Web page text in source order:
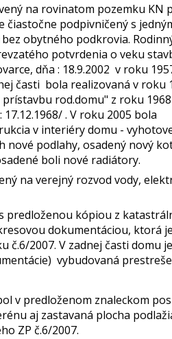
na rovinatom pozemku KN
čiastočne podpivničený s
obytného podkrovia.
potvrdenia o veku
dňa : 18.9.2002 v roku
časti bola realizovaná v roku
rod.domu" z roku
. V roku 2005 bola
v interiéry domu -
nové podlahy, osadený nový
boli nové radiátory.
na verejný rozvod vody,
predloženou kópiou z
dokumentáciou, ktorá
č.6/2007. V zadnej časti domu
vybudovaná
v predloženom znaleckom
aj zastavaná plocha
ZP č.6/2007.